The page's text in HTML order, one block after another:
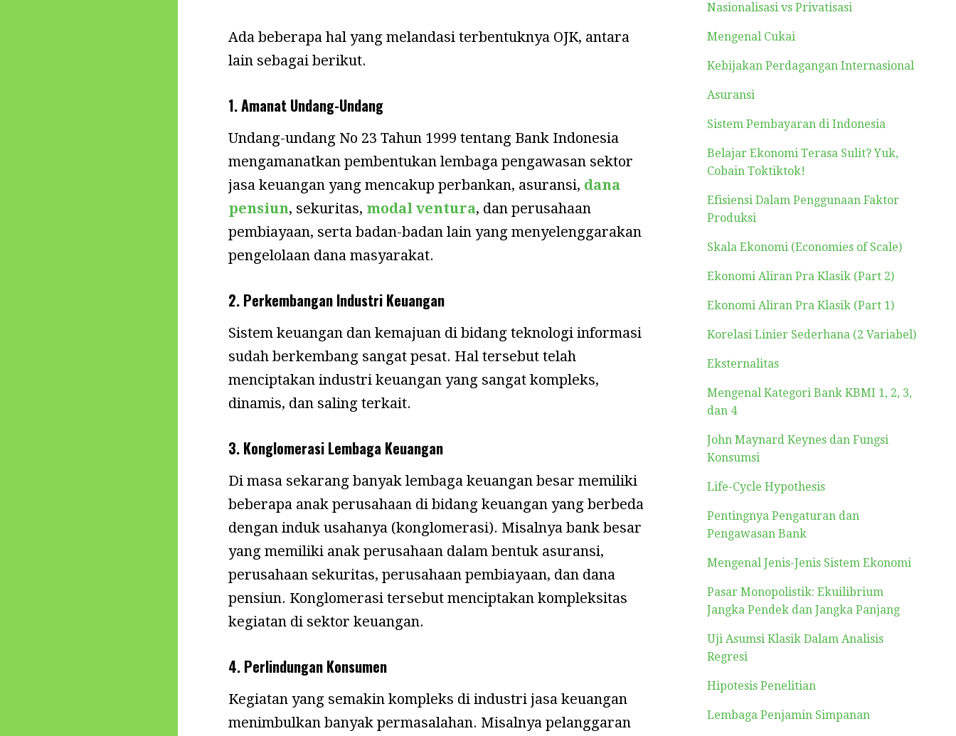
Ada beberapa hal yang melandasi terbentuknya OJK, antara
lain sebagai berikut.
1. Amanat Undang-Undang
Undang-undang No 23 Tahun 1999 tentang Bank Indonesia
mengamanatkan pembentukan lembaga pengawasan sektor
jasa keuangan yang mencakup perbankan, asuransi, dana
pensiun, sekuritas, modal ventura, dan perusahaan
pembiayaan, serta badan-badan lain yang menyelenggarakan
pengelolaan dana masyarakat.
2. Perkembangan Industri Keuangan
Sistem keuangan dan kemajuan di bidang teknologi informasi
sudah berkembang sangat pesat. Hal tersebut telah
menciptakan industri keuangan yang sangat kompleks,
dinamis, dan saling terkait.
3. Konglomerasi Lembaga Keuangan
Di masa sekarang banyak lembaga keuangan besar memiliki
beberapa anak perusahaan di bidang keuangan yang berbeda
dengan induk usahanya (konglomerasi). Misalnya bank besar
yang memiliki anak perusahaan dalam bentuk asuransi,
perusahaan sekuritas, perusahaan pembiayaan, dan dana
pensiun. Konglomerasi tersebut menciptakan kompleksitas
kegiatan di sektor keuangan.
4. Perlindungan Konsumen
Kegiatan yang semakin kompleks di industri jasa keuangan
menimbulkan banyak permasalahan. Misalnya pelanggaran
Nasionalisasi vs Privatisasi
Mengenal Cukai
Kebijakan Perdagangan Internasional
Asuransi
Sistem Pembayaran di Indonesia
Belajar Ekonomi Terasa Sulit? Yuk,
Cobain Toktiktok!
Efisiensi Dalam Penggunaan Faktor
Produksi
Skala Ekonomi (Economies of Scale)
Ekonomi Aliran Pra Klasik (Part 2)
Ekonomi Aliran Pra Klasik (Part 1)
Korelasi Linier Sederhana (2 Variabel)
Eksternalitas
Mengenal Kategori Bank KBMI 1, 2, 3,
dan 4
John Maynard Keynes dan Fungsi
Konsumsi
Life-Cycle Hypothesis
Pentingnya Pengaturan dan
Pengawasan Bank
Mengenal Jenis-Jenis Sistem Ekonomi
Pasar Monopolistik: Ekuilibrium
Jangka Pendek dan Jangka Panjang
Uji Asumsi Klasik Dalam Analisis
Regresi
Hipotesis Penelitian
Lembaga Penjamin Simpanan